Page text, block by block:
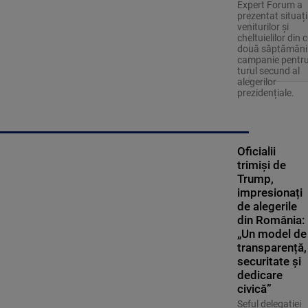
Expert Forum a
prezentat
veniturilor și
cheltuielilor din
două
campanie pentru
turul secund al
alegerilor
prezidențiale.
Oficialii
trimiși de
Trump,
impresionați
de alegerile
din România:
„Un model de
transparență,
securitate și
dedicare
civică”
Șeful delegației